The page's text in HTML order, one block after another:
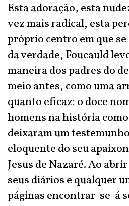
Esta adoração, esta
vez mais radical, esta
próprio centro em que
da verdade, Foucauld
maneira dos padres do
meio antes, como uma
quanto eficaz: o doce
homens na história
deixaram um
eloquente do seu
Jesus de Nazaré. Ao
seus diários e qualquer
páginas encontrar-se-á